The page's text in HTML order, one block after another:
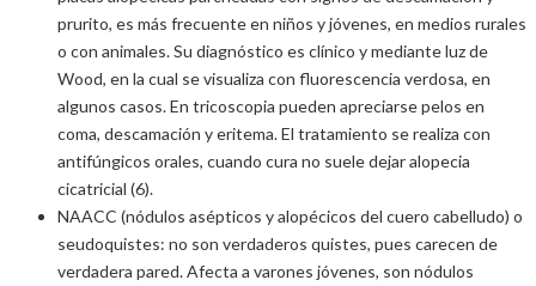
prurito, es más frecuente en niños y jóvenes, en medios rurales
o con animales. Su diagnóstico es clínico y mediante luz de
Wood, en la cual se visualiza con fluorescencia verdosa, en
algunos casos. En tricoscopia pueden apreciarse pelos en
coma, descamación y eritema. El tratamiento se realiza con
antifúngicos orales, cuando cura no suele dejar alopecia
cicatricial (6).
NAACC (nódulos asépticos y alopécicos del cuero cabelludo) o
seudoquistes: no son verdaderos quistes, pues carecen de
verdadera pared. Afecta a varones jóvenes, son nódulos